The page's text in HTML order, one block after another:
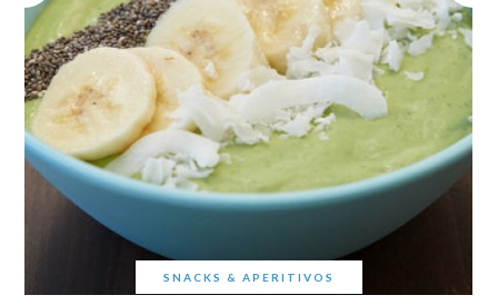
SNACKS & APERITIVOS